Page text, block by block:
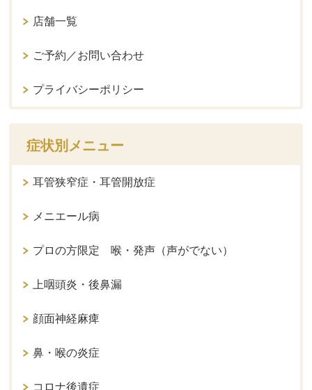
店舗一覧
ご予約／お問い合わせ
プライバシーポリシー
症状別メニュー
耳管狭窄症・耳管開放症
メニエール病
プロの方限定 喉・発声（声がでない）
上咽頭炎・後鼻漏
顔面神経麻痺
鼻・喉の炎症
コロナ後遺症